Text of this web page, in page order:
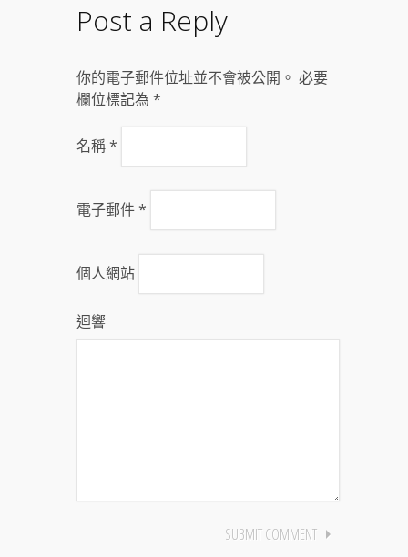
Post a Reply
你的電子郵件位址並不會被公開。 必要
欄位標記為 *
名稱*
電子郵件*
個人網站
迴響